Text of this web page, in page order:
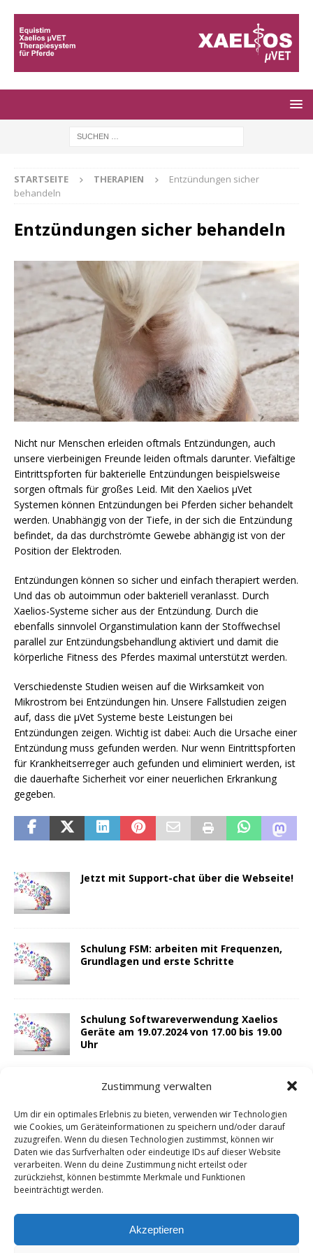
Zustimmung verwalten
Um dir ein optimales Erlebnis zu bieten, verwenden wir Technologien
wie Cookies, um Geräteinformationen zu speichern und/oder darauf
zuzugreifen. Wenn du diesen Technologien zustimmst, können wir
Daten wie das Surfverhalten oder eindeutige IDs auf dieser Website
verarbeiten. Wenn du deine Zustimmung nicht erteilst oder
zurückziehst, können bestimmte Merkmale und Funktionen
beeinträchtigt werden.
Akzeptieren
STARTSEITE THERAPIEN
Entzündungen sicher
behandeln
Entzündungen sicher behandeln
Nicht nur Menschen erleiden oftmals Entzündungen, auch
unsere vierbeinigen Freunde leiden oftmals darunter. Viefältige
Eintrittspforten für bakterielle Entzündungen beispielsweise
sorgen oftmals für großes Leid. Mit den Xaelios µVet
Systemen können Entzündungen bei Pferden sicher behandelt
werden. Unabhängig von der Tiefe, in der sich die Entzündung
befindet, da das durchströmte Gewebe abhängig ist von der
Position der Elektroden.
Entzündungen können so sicher und einfach therapiert werden.
Und das ob autoimmun oder bakteriell veranlasst. Durch
Xaelios-Systeme sicher aus der Entzündung. Durch die
ebenfalls sinnvolel Organstimulation kann der Stoffwechsel
parallel zur Entzündungsbehandlung aktiviert und damit die
körperliche Fitness des Pferdes maximal unterstützt werden.
Verschiedenste Studien weisen auf die Wirksamkeit von
Mikrostrom bei Entzündungen hin. Unsere Fallstudien zeigen
auf, dass die µVet Systeme beste Leistungen bei
Entzündungen zeigen. Wichtig ist dabei: Auch die Ursache einer
Entzündung muss gefunden werden. Nur wenn Eintrittspforten
für Krankheitserreger auch gefunden und eliminiert werden, ist
die dauerhafte Sicherheit vor einer neuerlichen Erkrankung
gegeben.
Jetzt mit Support-chat über die Webseite!
Schulung FSM: arbeiten mit Frequenzen,
Grundlagen und erste Schritte
Schulung Softwareverwendung Xaelios
Geräte am 19.07.2024 von 17.00 bis 19.00
Uhr
Schulung: 10.05.2024, 17:00 Uhr
Schulung: Xaelios µVet Programme und
ihre Bedeutung sowie Anlagestrategien,
04.05.2024, 17:00 Uhr
Neues Anlagegeschirr in Entwicklung